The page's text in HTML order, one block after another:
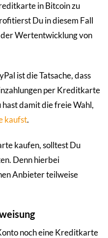
in Bitcoin zu
Du in diesem Fall
der Wertentwicklung von
ist die Tatsache, dass
per Kreditkarte
damit die freie Wahl,
kaufst.
kaufen, solltest Du
Denn hierbei
Anbieter teilweise
noch eine Kreditkarte